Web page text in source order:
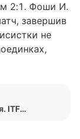
2:1. Фоши И.
завершив
не
ITF